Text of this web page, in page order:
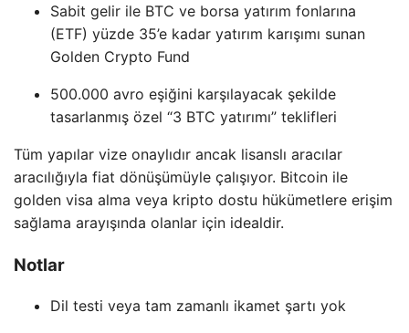
Sabit gelir ile BTC ve borsa yatırım fonlarına
(ETF) yüzde 35’e kadar yatırım karışımı sunan
Golden Crypto Fund
500.000 avro eşiğini karşılayacak şekilde
tasarlanmış özel “3 BTC yatırımı” teklifleri
Tüm yapılar vize onaylıdır ancak lisanslı aracılar
aracılığıyla fiat dönüşümüyle çalışıyor. Bitcoin ile
golden visa alma veya kripto dostu hükümetlere erişim
sağlama arayışında olanlar için idealdir.
Notlar
Dil testi veya tam zamanlı ikamet şartı yok